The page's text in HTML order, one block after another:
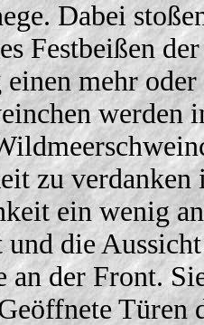
Dabei
Festbeißen
mehr
werden
zu verdanken
ein wenig
die
an der Front.
Türen